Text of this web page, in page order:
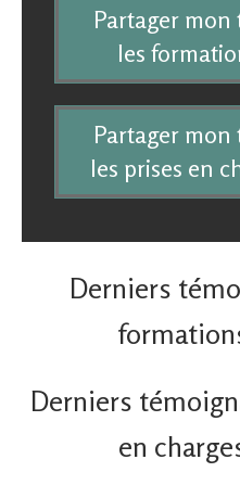
Partager mon
les
Partager mon
les prises en
Derniers
Derniers
en